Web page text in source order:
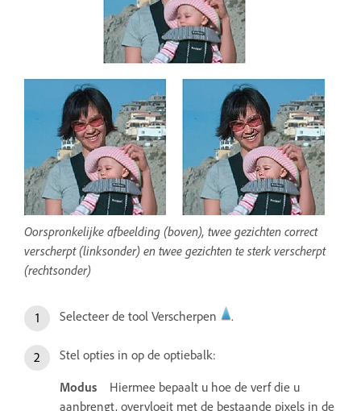
Oorspronkelijke afbeelding (boven), twee gezichten correct
verscherpt (linksonder) en twee gezichten te sterk verscherpt
(rechtsonder)
Selecteer de tool Verscherpen .
Stel opties in op de optiebalk:
Modus
Hiermee bepaalt u hoe de verf die u
aanbrengt, overvloeit met de bestaande pixels in de